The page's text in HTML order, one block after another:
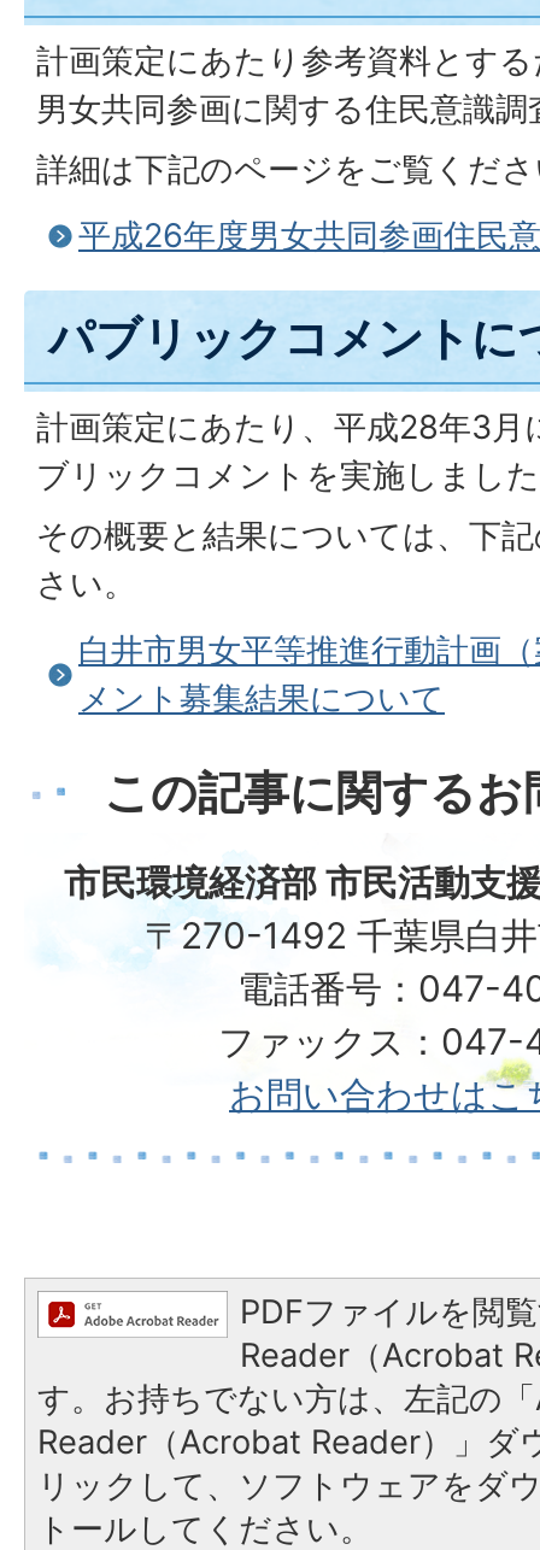
計画策定にあたり参考資料とす
男女共同参画に関する住民意識
詳細は下記のページをご覧くだ
平成26年度男女共同参画住民
パブリックコメントに
計画策定にあたり、平成28年3月
ブリックコメントを実施しまし
その概要と結果については、下
さい。
白井市男女平等推進行動計画
メント募集結果について
この記事に関する
市民環境経済部 市民活動支
〒270-1492 千葉県白
電話番号：047-
ファックス：047-
お問い合わせはこ
PDFファイルを閲
Reader（Acrobat
す。お持ちでない方は、左記の
Reader（Acrobat Reader）」ダ
リックして、ソフトウェアをダ
トールしてください。